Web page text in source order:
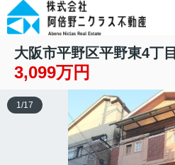
大阪市平野区平野東4丁目
3,099万円
1/17